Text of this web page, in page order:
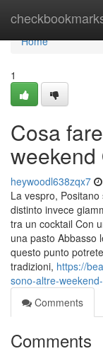
Home
Home
1
Cosa
weekend
heywoodl638zqx7
La vespro,
distinto invece
tra un cocktail Con
una pasto Abbasso
questo punto
tradizioni, https://
sono-altre-
Comments
Comments